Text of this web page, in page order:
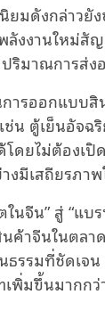
มดังกล่าวยัง
ลังงานใหม่สั
ริมาณการส่ง
ารออกแบบสิ
น ตู้เย็นอัจฉ
ดยไม่ต้องเ
งมีเสถียรภ
ในจีน” สู่ “แ
าจีนในตลา
รมที่ชัดเจน
พิ่มขึ้นมากก